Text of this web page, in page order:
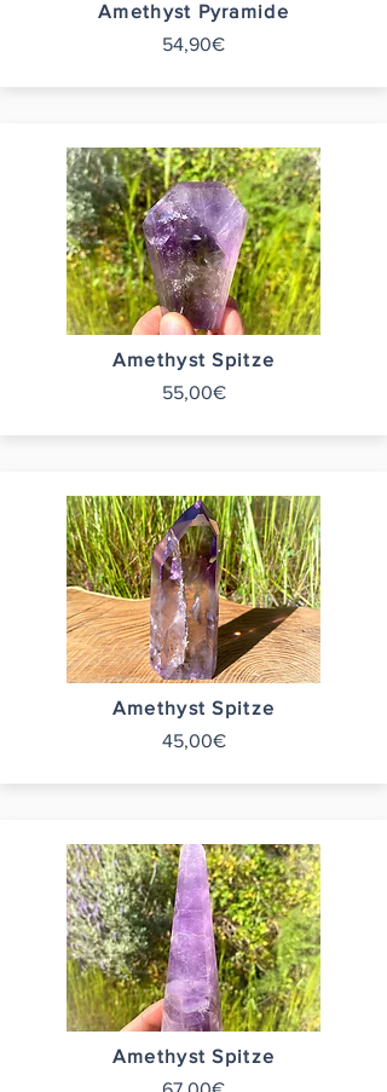
Amethyst Pyramide
54,90€
Amethyst Spitze
55,00€
Amethyst Spitze
45,00€
Amethyst Spitze